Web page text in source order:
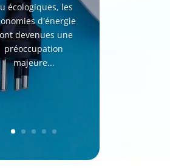
écologiques, les
d'énergie
devenues une
préoccupation
majeure...